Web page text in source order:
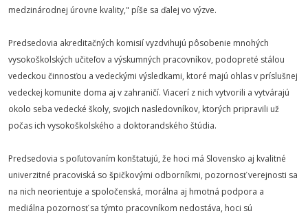
medzinárodnej úrovne kvality," píše sa ďalej vo výzve.
Predsedovia akreditačných komisií vyzdvihujú pôsobenie mnohých
vysokoškolských učiteľov a výskumných pracovníkov, podopreté stálou
vedeckou činnosťou a vedeckými výsledkami, ktoré majú ohlas v príslušnej
vedeckej komunite doma aj v zahraničí. Viacerí z nich vytvorili a vytvárajú
okolo seba vedecké školy, svojich nasledovníkov, ktorých pripravili už
počas ich vysokoškolského a doktorandského štúdia.
Predsedovia s poľutovaním konštatujú, že hoci má Slovensko aj kvalitné
univerzitné pracoviská so špičkovými odborníkmi, pozornosť verejnosti sa
na nich neorientuje a spoločenská, morálna aj hmotná podpora a
mediálna pozornosť sa týmto pracovníkom nedostáva, hoci sú